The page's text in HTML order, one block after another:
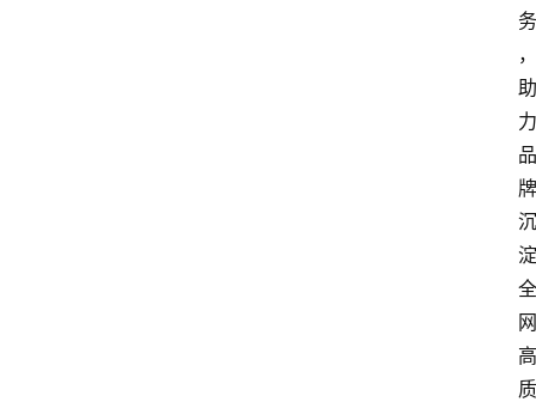
务
，
助
力
品
牌
沉
淀
全
网
高
质